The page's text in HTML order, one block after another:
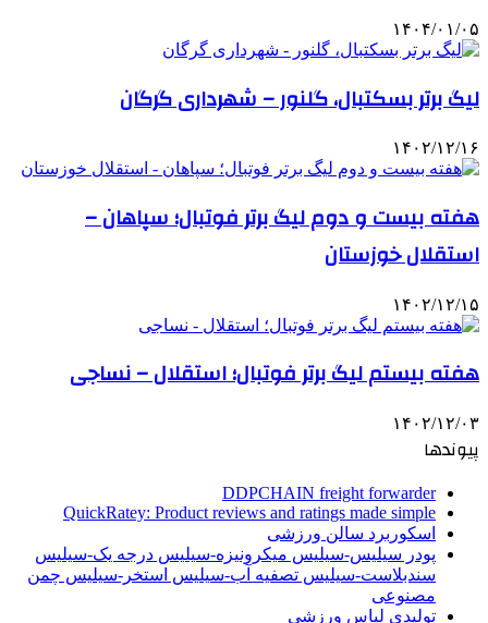
۱۴۰۴/۰۱/۰۵
لیگ برتر بسکتبال، گلنور – شهرداری گرگان
۱۴۰۲/۱۲/۱۶
هفته بیست و دوم لیگ برتر فوتبال؛ سپاهان –
استقلال خوزستان
۱۴۰۲/۱۲/۱۵
هفته بیستم لیگ برتر فوتبال؛ استقلال – نساجی
۱۴۰۲/۱۲/۰۳
پیوندها
DDPCHAIN freight forwarder
QuickRatey: Product reviews and ratings made simple
اسکوربرد سالن ورزشی
پودر سیلیس-سیلیس میکرونیزه-سیلیس درجه یک-سیلیس
سندبلاست-سیلیس تصفیه آب-سیلیس استخر-سیلیس چمن
مصنوعی
تولیدی لباس ورزشی